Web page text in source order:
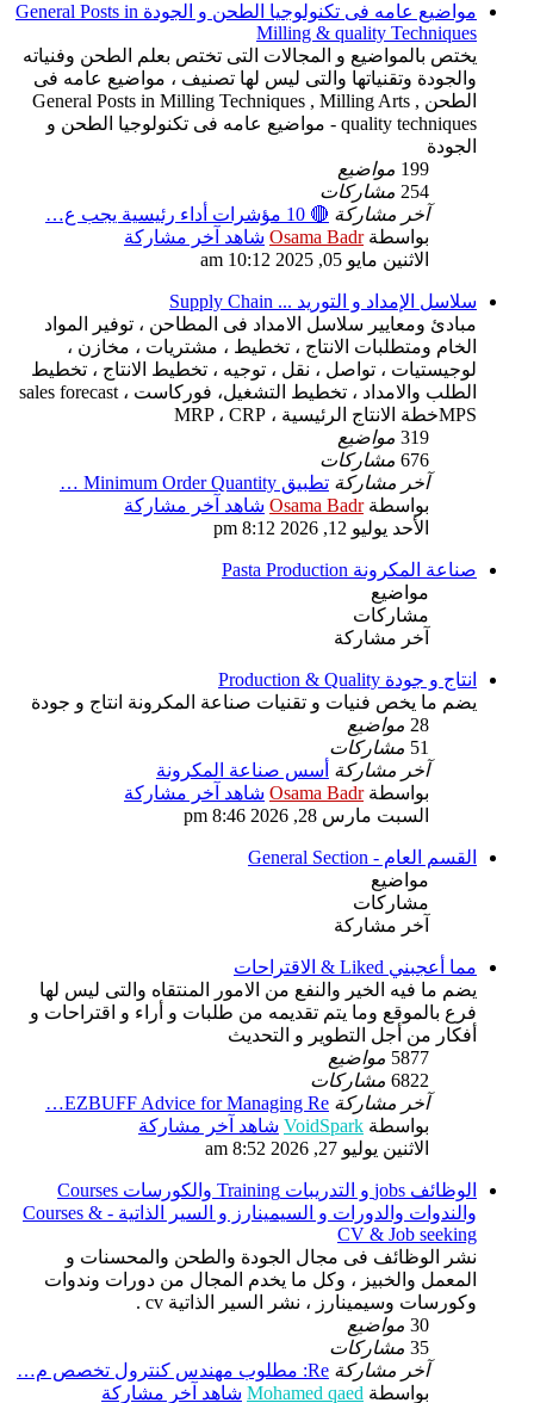
مواضيع عامه فى تكنولوجيا الطحن و الجودة General Posts in
Milling & quality Techniques
يختص بالمواضيع و المجالات التى تختص بعلم الطحن وفنياته
والجودة وتقنياتها والتى ليس لها تصنيف ، مواضيع عامه فى
الطحن General Posts in Milling Techniques , Milling Arts ,
quality techniques - مواضيع عامه فى تكنولوجيا الطحن و
الجودة
199 مواضيع
254 مشاركات
آخر مشاركة 🔴 10 مؤشرات أداء رئيسية يجب ع…
بواسطةOsama Badr شاهد آخر مشاركة
الاثنين مايو 05, 2025 10:12 am
سلاسل الإمداد و التوريد ... Supply Chain
مبادئ ومعايير سلاسل الامداد فى المطاحن ، توفير المواد
الخام ومتطلبات الانتاج ، تخطيط ، مشتريات ، مخازن ،
لوجيستيات ، تواصل ، نقل ، توجيه ، تخطيط الانتاج ، تخطيط
الطلب والامداد ، تخطيط التشغيل، فوركاست sales forecast ،
MPSخطة الانتاج الرئيسية ، MRP ، CRP
319 مواضيع
676 مشاركات
آخر مشاركة تطبيق Minimum Order Quantity …
بواسطةOsama Badr شاهد آخر مشاركة
الأحد يوليو 12, 2026 8:12 pm
صناعة المكرونة Pasta Production
مواضيع
مشاركات
آخر مشاركة
انتاج و جودة Production & Quality
يضم ما يخص فنيات و تقنيات صناعة المكرونة انتاج و جودة
28 مواضيع
51 مشاركات
آخر مشاركة أسس صناعة المكرونة
بواسطةOsama Badr شاهد آخر مشاركة
السبت مارس 28, 2026 8:46 pm
القسم العام - General Section
مواضيع
مشاركات
آخر مشاركة
مما أعجبني Liked & الاقتراحات
يضم ما فيه الخير والنفع من الامور المنتقاه والتى ليس لها
فرع بالموقع وما يتم تقديمه من طلبات و أراء و اقتراحات و
أفكار من أجل التطوير و التحديث
5877 مواضيع
6822 مشاركات
آخر مشاركة EZBUFF Advice for Managing Re…
بواسطة VoidSpark شاهد آخر مشاركة
الاثنين يوليو 27, 2026 8:52 am
الوظائف jobs و التدريبات Training والكورسات Courses
والندوات والدورات و السيمينارز و السير الذاتية - Courses &
CV & Job seeking
نشر الوظائف فى مجال الجودة والطحن والمحسنات و
المعمل والخبيز ، وكل ما يخدم المجال من دورات وندوات
وكورسات وسيمينارز ، نشر السير الذاتية cv .
30 مواضيع
35 مشاركات
آخر مشاركة Re: مطلوب مهندس كنترول تخصص م…
بواسطة Mohamed qaed شاهد آخر مشاركة